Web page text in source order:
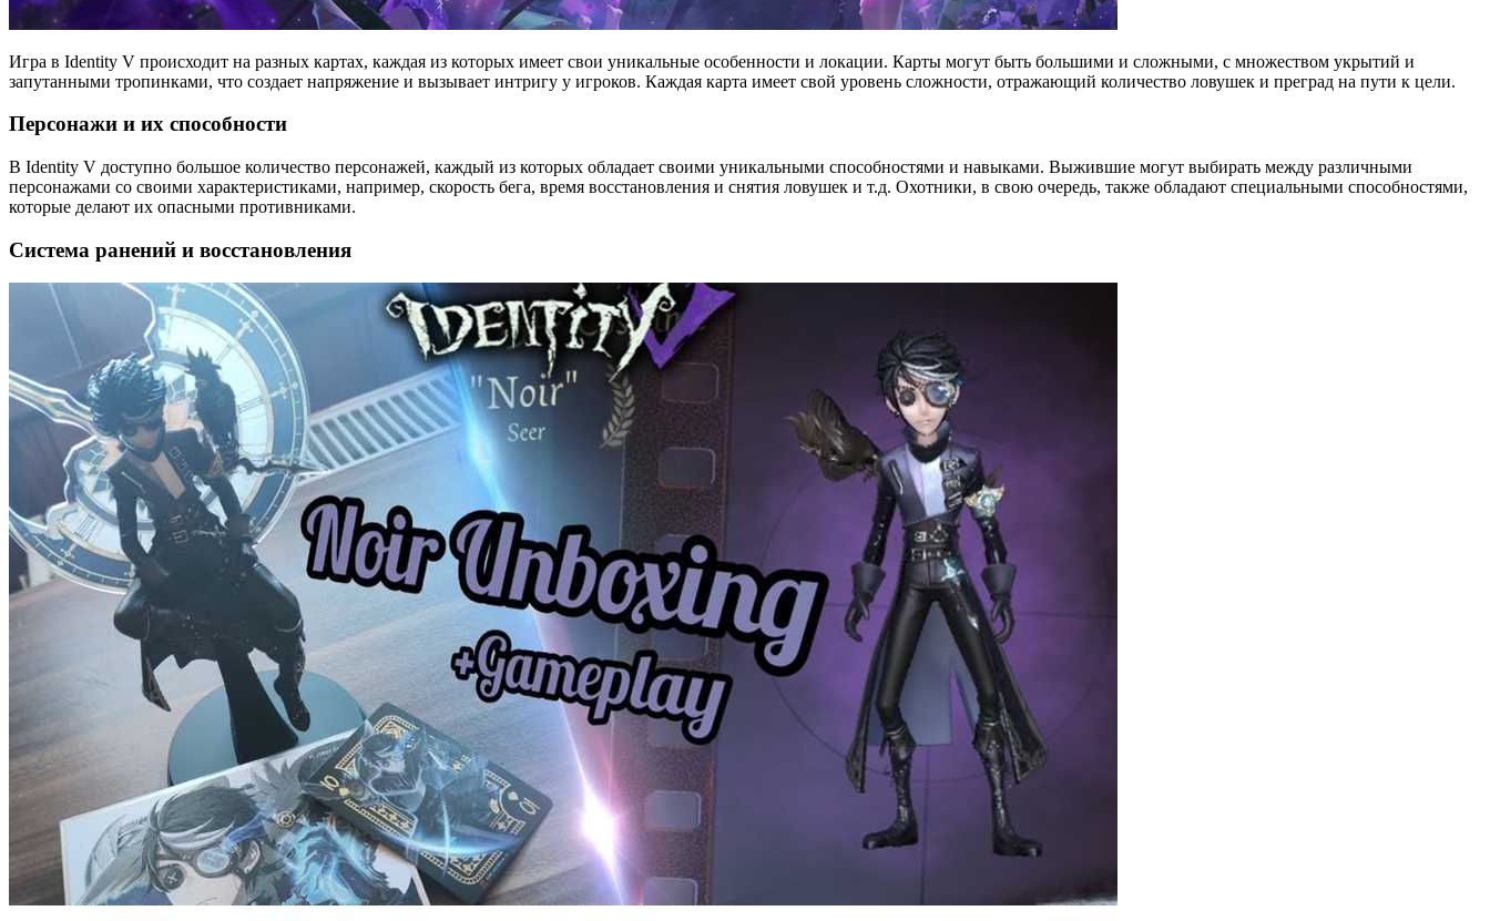
Игра в Identity V происходит на разных картах, каждая из которых имеет свои уникальные особенности и локации. Карты могут быть большими и сложными, с множеством укрытий и
запутанными тропинками, что создает напряжение и вызывает интригу у игроков. Каждая карта имеет свой уровень сложности, отражающий количество ловушек и преград на пути к цели.
Персонажи и их способности
В Identity V доступно большое количество персонажей, каждый из которых обладает своими уникальными способностями и навыками. Выжившие могут выбирать между различными
персонажами со своими характеристиками, например, скорость бега, время восстановления и снятия ловушек и т.д. Охотники, в свою очередь, также обладают специальными способностями,
которые делают их опасными противниками.
Система ранений и восстановления